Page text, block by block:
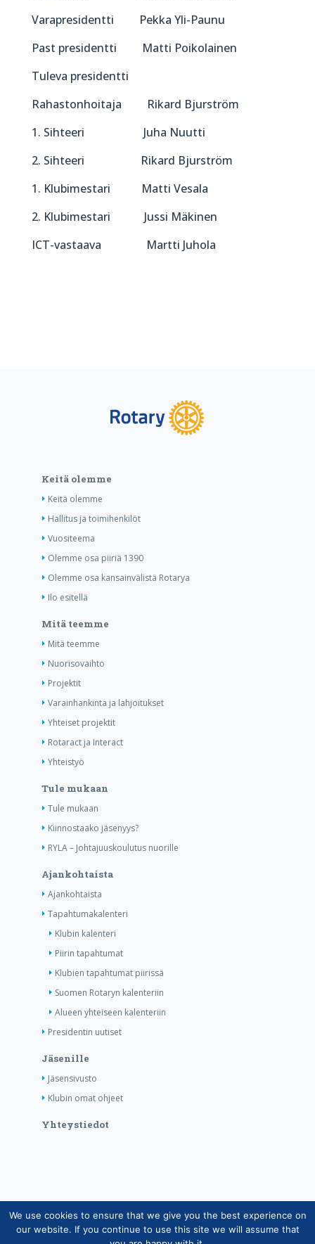
Varapresidentti Pekka Yli-Paunu
Past presidentti Matti Poikolainen
Tuleva presidentti
Rahastonhoitaja Rikard Bjurström
1. Sihteeri Juha Nuutti
2. Sihteeri Rikard Bjurström
1. Klubimestari Matti Vesala
2. Klubimestari Jussi Mäkinen
ICT-vastaava Martti Juhola
Keitä olemme
Keitä olemme
Hallitus ja toimihenkilöt
Vuositeema
Olemme osa piiriä 1390
Olemme osa kansainvälistä Rotarya
Ilo esitellä
Mitä teemme
Mitä teemme
Nuorisovaihto
Projektit
Varainhankinta ja lahjoitukset
Yhteiset projektit
Rotaract ja Interact
Yhteistyö
Tule mukaan
Tule mukaan
Kiinnostaako jäsenyys?
RYLA – Johtajuuskoulutus nuorille
Ajankohtaista
Ajankohtaista
Tapahtumakalenteri
Klubin kalenteri
Piirin tapahtumat
Klubien tapahtumat piirissä
Suomen Rotaryn kalenteriin
Alueen yhteiseen kalenteriin
Presidentin uutiset
Jäsenille
Jäsensivusto
Klubin omat ohjeet
Yhteystiedot
Copyright © Suomen Rotarypalvelu ry 2026 |
Jäsentietojärjestelmän tietosuojaseloste|Henkilötietojen
We use cookies to ensure that we give you the best experience on
our website. If you continue to use this site we will assume that